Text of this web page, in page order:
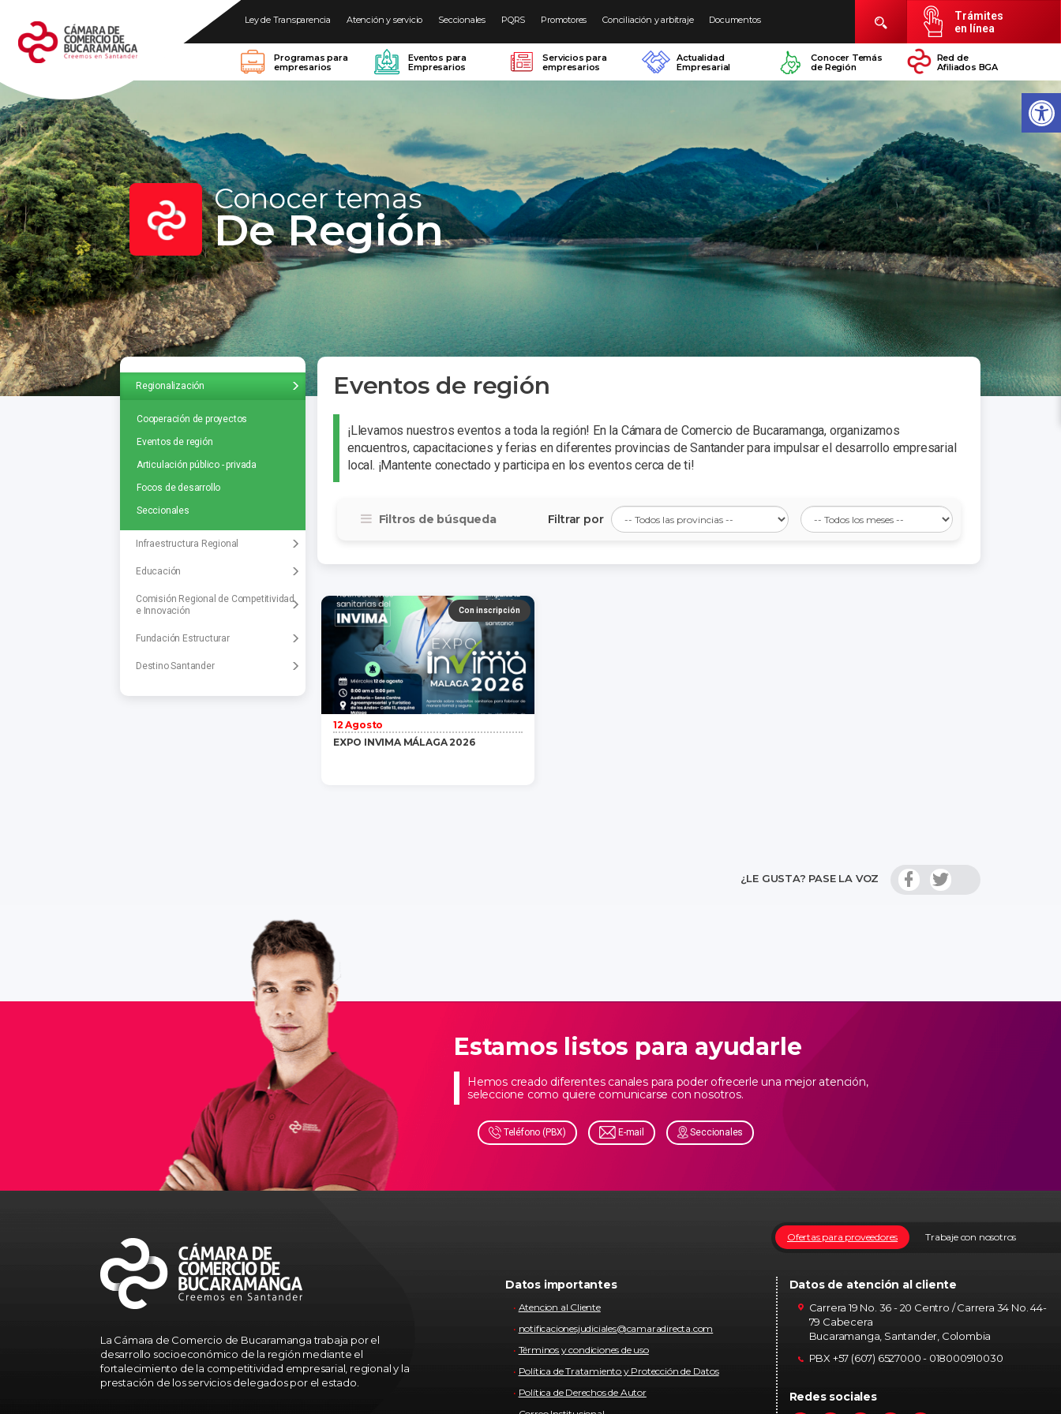
Ley de Transparencia Atención y servicio Seccionales PQRS Promotores Conciliación y arbitraje Documentos
Trámites
en línea
Programas para
empresarios
Eventos para
Empresarios
Servicios para
empresarios
Actualidad
Empresarial
Conocer Temás
de Región
Red de
Afiliados BGA
Conocer temas
De Región
Regionalización
Cooperación de proyectos
Eventos de región
Articulación público - privada
Focos de desarrollo
Seccionales
Infraestructura Regional
Educación
Comisión Regional de Competitividad
e Innovación
Fundación Estructurar
Destino Santander
Eventos de región
¡Llevamos nuestros eventos a toda la región! En la Cámara de Comercio de Bucaramanga, organizamos
encuentros, capacitaciones y ferias en diferentes provincias de Santander para impulsar el desarrollo empresarial
local. ¡Mantente conectado y participa en los eventos cerca de ti!
Filtros de búsqueda Filtrar por
Con inscripción
12 Agosto
EXPO INVIMA MÁLAGA 2026
¿LE GUSTA? PASE LA VOZ
Estamos listos para ayudarle
Hemos creado diferentes canales para poder ofrecerle una mejor atención,
seleccione como quiere comunicarse con nosotros.
Teléfono (PBX) E-mail Seccionales
La Cámara de Comercio de Bucaramanga trabaja por el
desarrollo socioeconómico de la región mediante el
fortalecimiento de la competitividad empresarial, regional y la
prestación de los servicios delegados por el estado.
Trabaje con nosotros
Ofertas para proveedores
Datos importantes
Atencion al Cliente
notificacionesjudiciales@camaradirecta.com
Términos y condiciones de uso
Política de Tratamiento y Protección de Datos
Política de Derechos de Autor
Datos de atención al cliente
Carrera 19 No. 36 - 20 Centro / Carrera 34 No. 44-
79 Cabecera
Bucaramanga, Santander, Colombia
PBX +57 (607) 6527000 - 018000910030
Redes sociales